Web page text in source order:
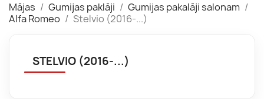
Mājas Gumijas paklāji
Gumijas pakalāji salonam
Alfa Romeo
Stelvio (2016-...)
STELVIO (2016-...)